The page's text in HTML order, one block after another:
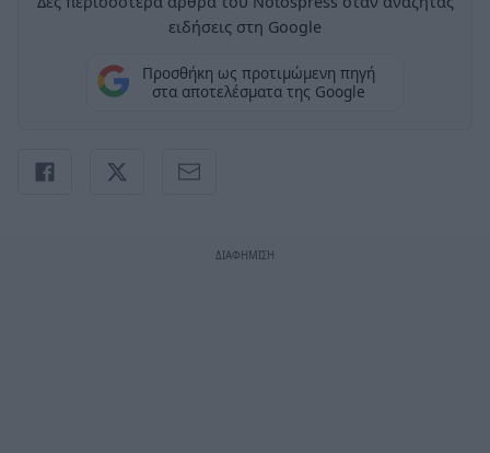
ειδήσεις στη Google
Προσθήκη ως προτιμώμενη πηγή
στα αποτελέσματα της Google